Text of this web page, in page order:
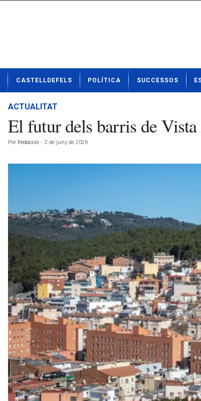
t
CASTELLDEFELS POLÍTICA SUCCESSOS
ACTUALITAT
El futur dels barris de
Por Redacció - 2 de juny de 2026